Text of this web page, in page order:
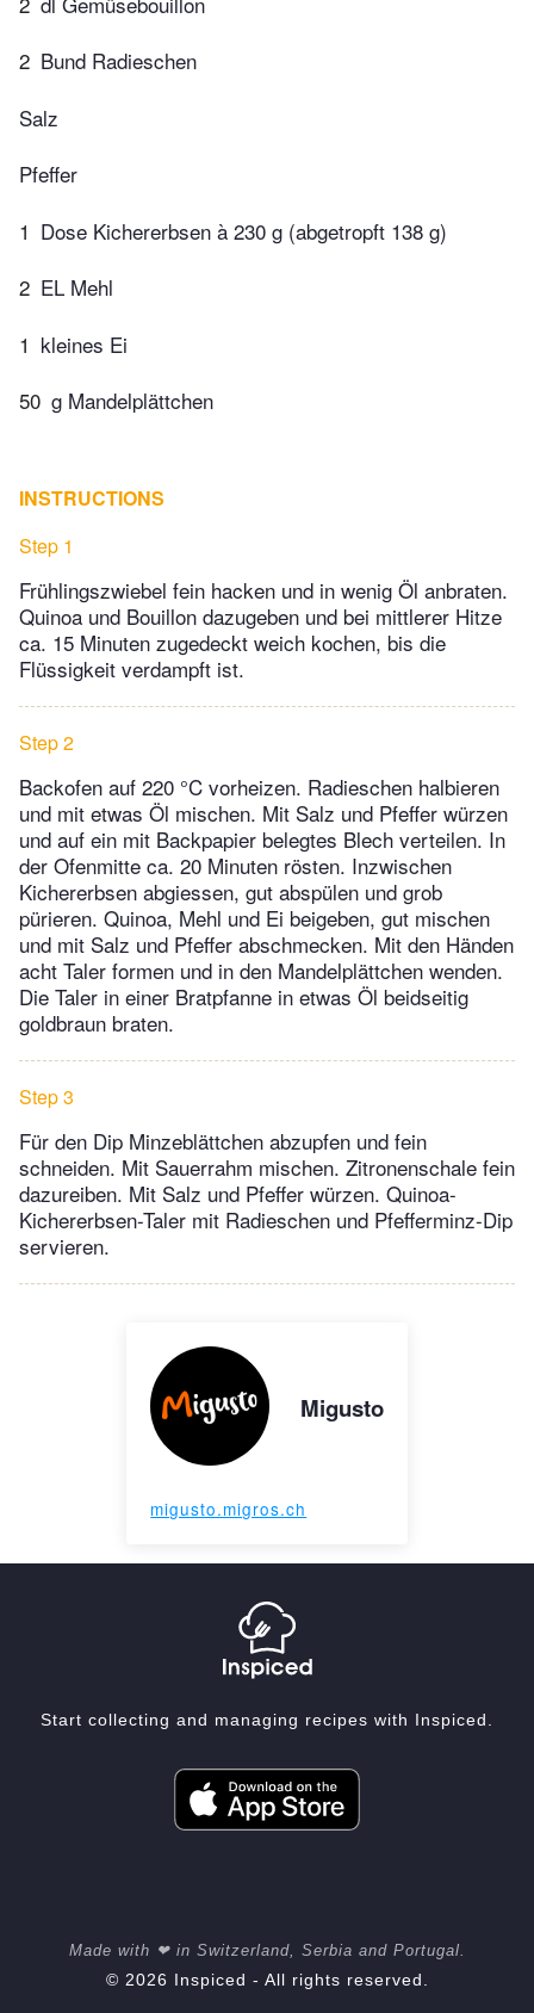
2 Bund Radieschen
Salz
Pfeffer
1 Dose Kichererbsen à 230 g (abgetropft 138 g)
2 EL Mehl
1 kleines Ei
50 g Mandelplättchen
INSTRUCTIONS
Step 1
Frühlingszwiebel fein hacken und in wenig Öl anbraten.
Quinoa und Bouillon dazugeben und bei mittlerer Hitze
ca. 15 Minuten zugedeckt weich kochen, bis die
Flüssigkeit verdampft ist.
Step 2
Backofen auf 220 °C vorheizen. Radieschen halbieren
und mit etwas Öl mischen. Mit Salz und Pfeffer würzen
und auf ein mit Backpapier belegtes Blech verteilen. In
der Ofenmitte ca. 20 Minuten rösten. Inzwischen
Kichererbsen abgiessen, gut abspülen und grob
pürieren. Quinoa, Mehl und Ei beigeben, gut mischen
und mit Salz und Pfeffer abschmecken. Mit den Händen
acht Taler formen und in den Mandelplättchen wenden.
Die Taler in einer Bratpfanne in etwas Öl beidseitig
goldbraun braten.
Step 3
Für den Dip Minzeblättchen abzupfen und fein
schneiden. Mit Sauerrahm mischen. Zitronenschale fein
dazureiben. Mit Salz und Pfeffer würzen. Quinoa-
Kichererbsen-Taler mit Radieschen und Pfefferminz-Dip
servieren.
Migusto
migusto.migros.ch
Start collecting and managing recipes with Inspiced.
Made with ❤ in Switzerland, Serbia and Portugal.
© 2026 Inspiced - All rights reserved.